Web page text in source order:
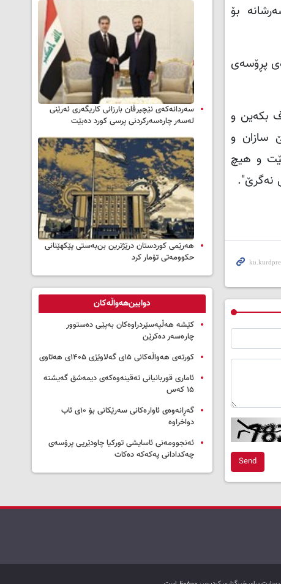
بۆ
پڕۆسه‌ی
بکه‌ین و
سازان و
بێت و هیچ
نه‌گرێ".
Send
سه‌ردانه‌کەی نێچیرڤان بارزانی كاریگه‌ری ئه‌رێنی
له‌سه‌ر چاره‌سه‌ركردنی پرسی كورد ده‌بێت
هەرێمی کوردستان درێژترین بن‌بەستی پێکهێنانی
حکوومەتی تۆمار کرد
دوایین‌هەواڵەکان
کێشە هەڵپەسێردراوەکان بەپێی دەستوور
چارەسەر دەکرێن
کورتەی هەواڵەکانی ۱۵ی گەلاوێژی ۱۴۰۵ی هەتاوی
ئاماری قوربانیانی تەقینەوەکەی دیمەشق گەیشتە
۱۵ کەس
گەڕانەوەی ئاوارەکانی سەرێکانی بۆ ۱۰ی ئاب
دواخراوە
ئەنجوومەنی ئاسایشی تورکیا چاودێریی پرۆسەی
چەکدادانی پەکەکە دەکات